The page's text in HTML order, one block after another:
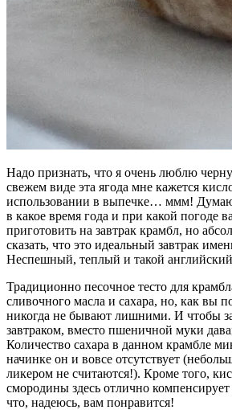
Надо признать, что я очень люблю
свежем виде эта ягода мне кажется
использовании в выпечке… ммм! Думаю
в какое время года и при какой погоде
приготовить на завтрак крамбл, но
сказать, что это идеальный завтрак
Неспешный, теплый и такой
Традиционно песочное тесто для
сливочного масла и сахара, но, как вы
никогда не бывают лишними. И чтобы
завтраком, вместо пшеничной муки
Количество сахара в данном крамбле
начинке он и вовсе отсутствует
ликером не считаются!). Кроме того,
смородины здесь отлично компенсирует
что, надеюсь, вам понравится!